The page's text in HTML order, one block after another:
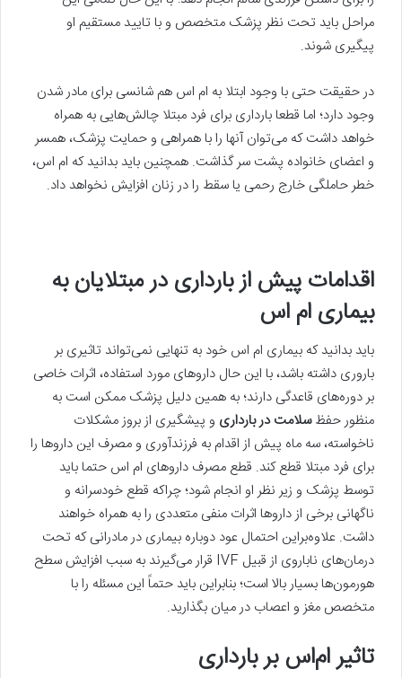
مراحل باید تحت نظر پزشک متخصص و با تایید مستقیم او
پیگیری شوند.
در حقیقت حتی با وجود ابتلا به ام اس هم شانسی برای مادر شدن
وجود دارد؛ اما قطعا بارداری برای فرد مبتلا چالش‌هایی به همراه
خواهد داشت که می‌توان آنها را با همراهی و حمایت پزشک، همسر
و اعضای خانواده پشت سر گذاشت. همچنین باید بدانید که ام اس،
خطر حاملگی خارج رحمی یا سقط را در زنان افزایش نخواهد داد.
اقدامات پیش از بارداری در مبتلایان به
بیماری ام اس
باید بدانید که بیماری ام اس خود به تنهایی نمی‌تواند تاثیری بر
باروری داشته باشد، با این حال داروهای مورد ‌استفاده، اثرات خاصی
بر دوره‌های قاعدگی دارند؛ به همین دلیل پزشک ممکن است به
منظور حفظسلامت در بارداری و پیشگیری از بروز مشکلات
ناخواسته، سه ماه پیش از اقدام به فرزند‌آوری و مصرف این داروها را
برای فرد مبتلا قطع کند. قطع مصرف داروهای ام اس حتما باید
توسط پزشک و زیر نظر او انجام شود؛ چراکه قطع خودسرانه و
ناگهانی برخی از داروها اثرات منفی متعددی را به همراه خواهند
داشت. علاوه‌براین احتمال عود دوباره بیماری در مادرانی که تحت
درمان‌های ناباروی از قبیل IVF قرار می‌گیرند به سبب افزایش سطح
هورمون‌ها بسیار بالا است؛ بنابراین باید حتماً این مسئله را با
متخصص مغز و اعصاب در میان بگذارید.
تاثیر ام‌اس بر بارداری